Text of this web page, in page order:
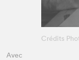
Avec
Crédits